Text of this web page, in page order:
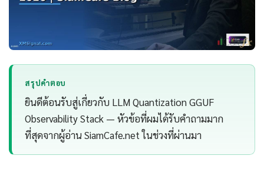
สรุปคำตอบ
ยินดีต้อนรับสู่เกี่ยวกับ LLM Quantization GGUF
Observability Stack — หัวข้อที่ผมได้รับคำถามมาก
ที่สุดจากผู้อ่าน SiamCafe.net ในช่วงที่ผ่านมา